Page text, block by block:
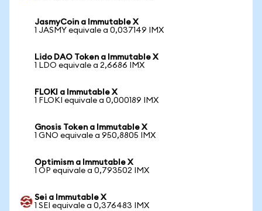
JasmyCoin a Immutable X
1 JASMY equivale a 0,037149 IMX
Lido DAO Token a Immutable X
1 LDO equivale a 2,6686 IMX
FLOKI a Immutable X
1 FLOKI equivale a 0,000189 IMX
Gnosis Token a Immutable X
1 GNO equivale a 950,8805 IMX
Optimism a Immutable X
1 OP equivale a 0,793502 IMX
Sei a Immutable X
1 SEI equivale a 0,376483 IMX